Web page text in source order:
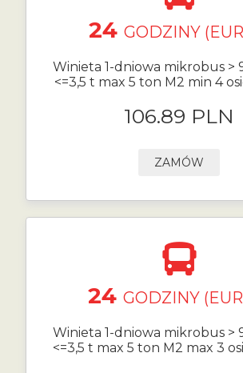
24 GODZINY
Winieta 1-dniowa mikrobus >
<=3,5 t max 5 ton M2 min 4
106.89 PLN
ZAMÓW
24 GODZINY
Winieta 1-dniowa mikrobus >
<=3,5 t max 5 ton M2 max 3